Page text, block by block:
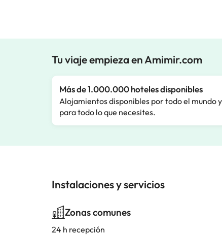
Tu viaje empieza en Amimir.com
Más de 1.000.000 hoteles disponibles
Alojamientos disponibles por todo el mundo y
para todo lo que necesites.
Instalaciones y servicios
Zonas comunes
24 h recepción